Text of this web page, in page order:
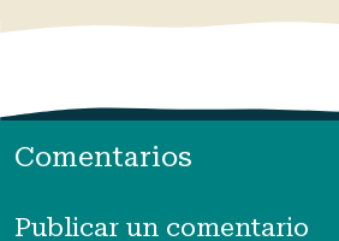
Comentarios
Publicar un comentario